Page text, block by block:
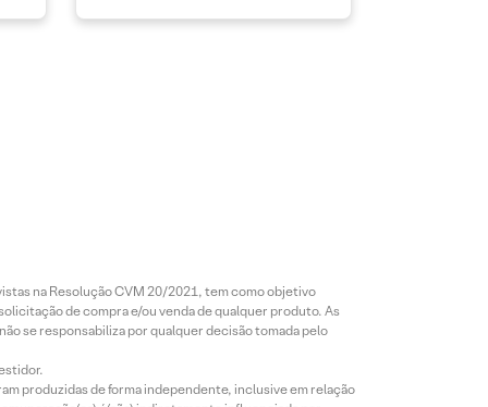
na Resolução CVM 20/2021, tem como objetivo
de compra e/ou venda de qualquer produto. As
se responsabiliza por qualquer decisão tomada pelo
produzidas de forma independente, inclusive em relação